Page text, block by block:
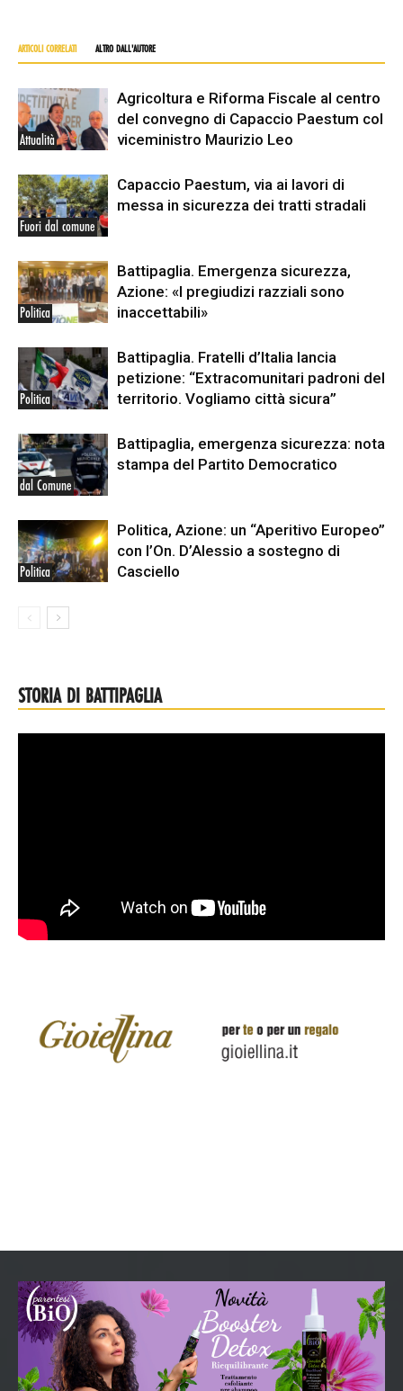
ARTICOLI CORRELATI ALTRO DALL'AUTORE
Attualità
Agricoltura e Riforma Fiscale al centro
del convegno di Capaccio Paestum col
viceministro Maurizio Leo
Fuori dal comune
Capaccio Paestum, via ai lavori di
messa in sicurezza dei tratti stradali
Politica
Battipaglia. Emergenza sicurezza,
Azione: «I pregiudizi razziali sono
inaccettabili»
Politica
Battipaglia. Fratelli d’Italia lancia
petizione: “Extracomunitari padroni del
territorio. Vogliamo città sicura”
dal Comune
Battipaglia, emergenza sicurezza: nota
stampa del Partito Democratico
Politica
Politica, Azione: un “Aperitivo Europeo”
con l’On. D’Alessio a sostegno di
Casciello
STORIA DI BATTIPAGLIA